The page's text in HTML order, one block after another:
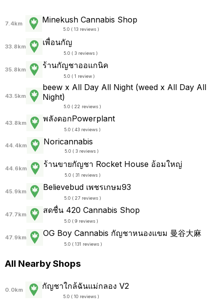
7.4km Minekush Cannabis Shop
5.0 ( 13 reviews )
33.8km เพื่อนกัญ
5.0 ( 3 reviews )
35.8km ร้านกัญชาออแกนิค
5.0 ( 1 review )
43.5km
beew x All Day All Night (weed x All Day All
Night)
5.0 ( 22 reviews )
43.8km พลังดอกPowerplant
5.0 ( 43 reviews )
44.4km Noricannabis
5.0 ( 3 reviews )
44.6km ร้านขายกัญชา Rocket House อ้อมใหญ่
5.0 ( 31 reviews )
45.9km Believebud เพชรเกษม93
5.0 ( 27 reviews )
47.7km สดชื่น 420 Cannabis Shop
5.0 ( 9 reviews )
47.9km OG Boy Cannabis กัญชาหนองแขม 曼谷大麻
5.0 ( 131 reviews )
All Nearby Shops
0.0km กัญชาใกล้ฉันแม่กลอง V2
5.0 ( 10 reviews )